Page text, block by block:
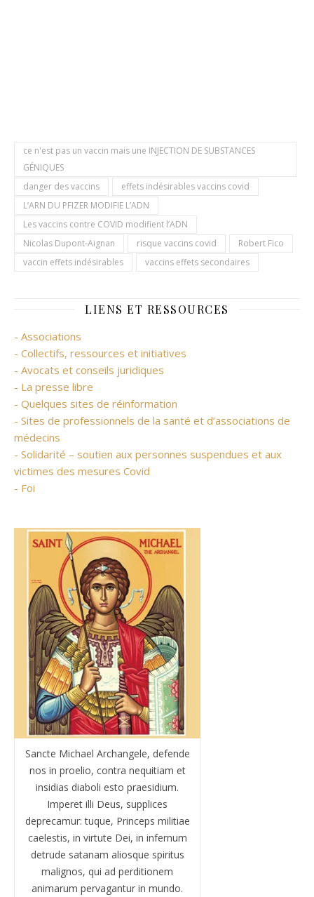
ce n'est pas un vaccin mais une INJECTION DE SUBSTANCES
GÉNIQUES
danger des vaccins
effets indésirables vaccins covid
L’ARN DU PFIZER MODIFIE L’ADN
Les vaccins contre COVID modifient l’ADN
Nicolas Dupont-Aignan
risque vaccins covid
Robert Fico
vaccin effets indésirables
vaccins effets secondaires
LIENS ET RESSOURCES
- Associations
- Collectifs, ressources et initiatives
- Avocats et conseils juridiques
- La presse libre
- Quelques sites de réinformation
- Sites de professionnels de la santé et d’associations de
médecins
- Solidarité – soutien aux personnes suspendues et aux
victimes des mesures Covid
- Foi
Sancte Michael Archangele, defende
nos in proelio, contra nequitiam et
insidias diaboli esto praesidium.
Imperet illi Deus, supplices
deprecamur: tuque, Princeps militiae
caelestis, in virtute Dei, in infernum
detrude satanam aliosque spiritus
malignos, qui ad perditionem
animarum pervagantur in mundo.